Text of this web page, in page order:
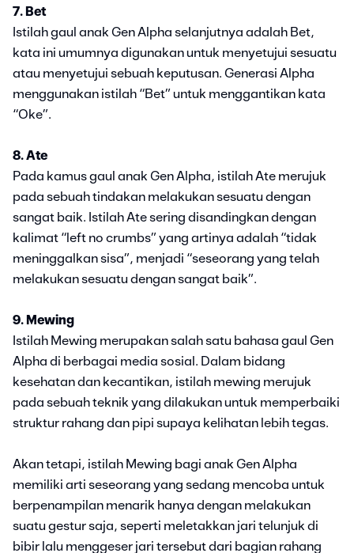
7. Bet
Istilah gaul anak Gen Alpha selanjutnya adalah Bet,
kata ini umumnya digunakan untuk menyetujui sesuatu
atau menyetujui sebuah keputusan. Generasi Alpha
menggunakan istilah “Bet” untuk menggantikan kata
“Oke”.
8. Ate
Pada kamus gaul anak Gen Alpha, istilah Ate merujuk
pada sebuah tindakan melakukan sesuatu dengan
sangat baik. Istilah Ate sering disandingkan dengan
kalimat “left no crumbs” yang artinya adalah “tidak
meninggalkan sisa”, menjadi “seseorang yang telah
melakukan sesuatu dengan sangat baik”.
9. Mewing
Istilah Mewing merupakan salah satu bahasa gaul Gen
Alpha di berbagai media sosial. Dalam bidang
kesehatan dan kecantikan, istilah mewing merujuk
pada sebuah teknik yang dilakukan untuk memperbaiki
struktur rahang dan pipi supaya kelihatan lebih tegas.
Akan tetapi, istilah Mewing bagi anak Gen Alpha
memiliki arti seseorang yang sedang mencoba untuk
berpenampilan menarik hanya dengan melakukan
suatu gestur saja, seperti meletakkan jari telunjuk di
bibir lalu menggeser jari tersebut dari bagian rahang